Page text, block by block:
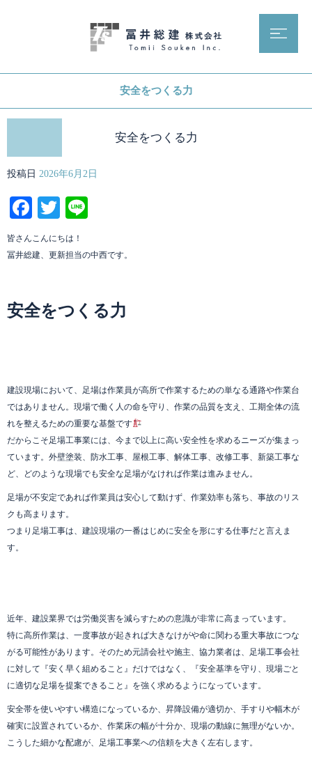
安全をつくる力
安全をつくる力
投稿日 2026年6月2日
Facebook
Twitter
皆さんこんにちは！
冨井総建、更新担当の中西です。
安全をつくる力
建設現場において、足場は作業員が高所で作業するための単なる通路や作業台
ではありません。現場で働く人の命を守り、作業の品質を支え、工期全体の流
れを整えるための重要な基盤です
だからこそ足場工事業には、今まで以上に高い安全性を求めるニーズが集まっ
ています。外壁塗装、防水工事、屋根工事、解体工事、改修工事、新築工事な
ど、どのような現場でも安全な足場がなければ作業は進みません。
足場が不安定であれば作業員は安心して動けず、作業効率も落ち、事故のリス
クも高まります。
つまり足場工事は、建設現場の一番はじめに安全を形にする仕事だと言えま
す。
近年、建設業界では労働災害を減らすための意識が非常に高まっています。
特に高所作業は、一度事故が起きれば大きなけがや命に関わる重大事故につな
がる可能性があります。そのため元請会社や施主、協力業者は、足場工事会社
に対して『安く早く組めること』だけではなく、『安全基準を守り、現場ごと
に適切な足場を提案できること』を強く求めるようになっています。
安全帯を使いやすい構造になっているか、昇降設備が適切か、手すりや幅木が
確実に設置されているか、作業床の幅が十分か、現場の動線に無理がないか。
こうした細かな配慮が、足場工事業への信頼を大きく左右します。